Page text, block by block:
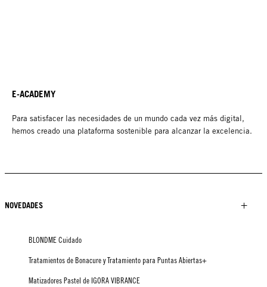
E-ACADEMY
Para satisfacer las necesidades de un mundo cada vez más digital,
hemos creado una plataforma sostenible para alcanzar la excelencia.
NOVEDADES
BLONDME Cuidado
Tratamientos de Bonacure y Tratamiento para Puntas Abiertas+
Matizadores Pastel de IGORA VIBRANCE